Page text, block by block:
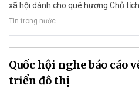
xã hội dành cho quê hương Chủ
Tin trong nước
Quốc hội nghe báo cáo
triển đô thị